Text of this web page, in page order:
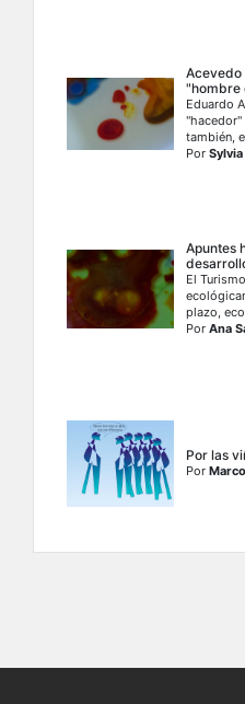
Acevedo
"hombre
Eduardo
"hacedor''
también,
Por
Apuntes
El
plazo,
PorAna
Por las
Por